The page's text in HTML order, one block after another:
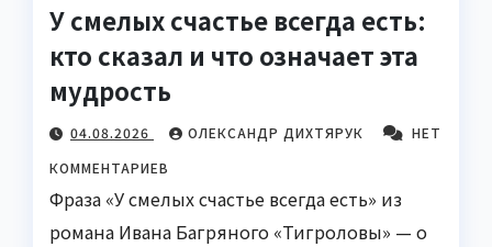
У смелых счастье всегда есть:
кто сказал и что означает эта
мудрость
04.08.2026 ОЛЕКСАНДР ДИХТЯРУК
НЕТ
КОММЕНТАРИЕВ
Фраза «У смелых счастье всегда есть» из
романа Ивана Багряного «Тигроловы» — о